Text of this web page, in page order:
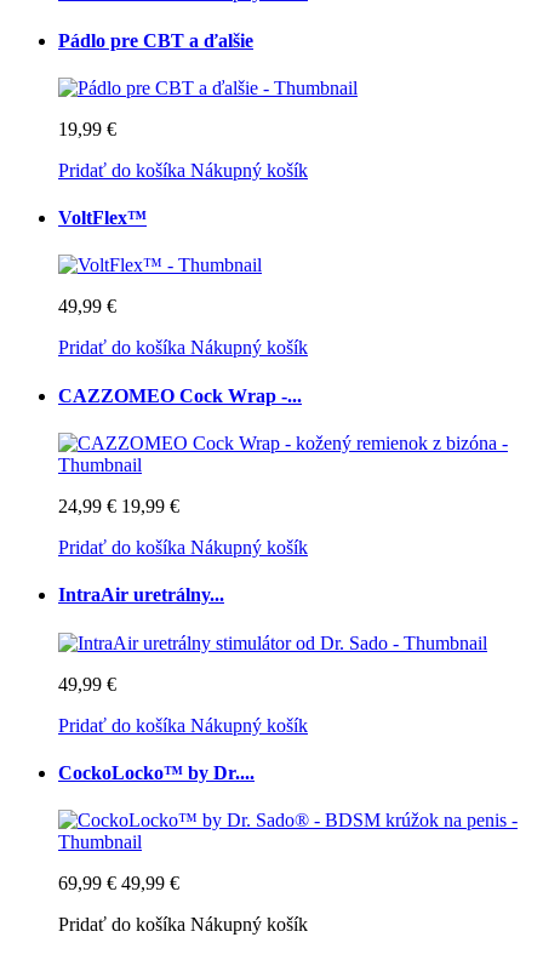
Pádlo pre CBT a ďalšie
19,99 €
Pridať do košíka Nákupný košík
VoltFlex™
49,99 €
Pridať do košíka Nákupný košík
CAZZOMEO Cock Wrap -...
24,99 € 19,99 €
Pridať do košíka Nákupný košík
IntraAir uretrálny...
49,99 €
Pridať do košíka Nákupný košík
CockoLocko™ by Dr....
69,99 € 49,99 €
Pridať do košíka Nákupný košík